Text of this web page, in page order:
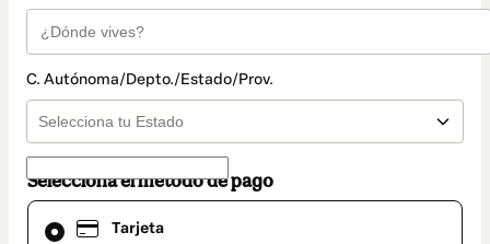
C. Autónoma/Depto./Estado/Prov.
Selecciona el método de pago
Tarjeta
El
método